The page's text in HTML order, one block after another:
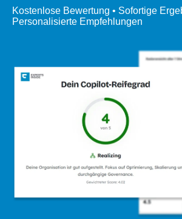
Kostenlose Bewertung • Sofortige
Personalisierte Empfehlungen